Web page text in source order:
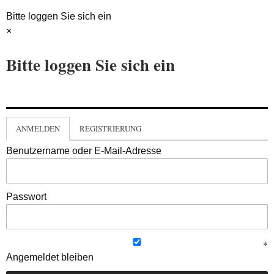
Bitte loggen Sie sich ein
×
Bitte loggen Sie sich ein
ANMELDEN REGISTRIERUNG
Benutzername oder E-Mail-Adresse
Passwort
Angemeldet bleiben